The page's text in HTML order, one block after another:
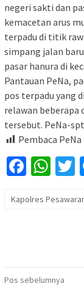
negeri sakti dan
kemacetan arus
terpadu di titik
simpang jalan
pasar hanura di
Pantauan PeNa,
pos terpadu yang
relawan beberapa
tersebut. PeNa-
Pembaca PeNa
Kapolres
Navigasi
Pos sebelumnya